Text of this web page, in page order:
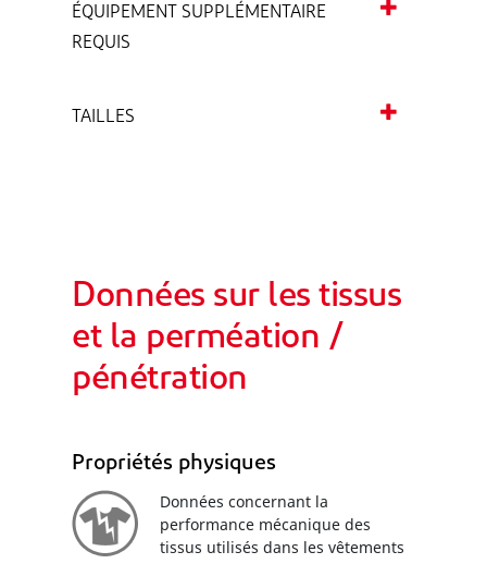
ÉQUIPEMENT SUPPLÉMENTAIRE
REQUIS
TAILLES
Données sur les tissus
et la perméation /
pénétration
Propriétés physiques
Données concernant la
performance mécanique des
tissus utilisés dans les vêtements